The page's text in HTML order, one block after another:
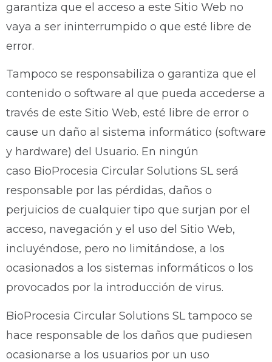
garantiza que el acceso a este Sitio Web no
vaya a ser ininterrumpido o que esté libre de
error.
Tampoco se responsabiliza o garantiza que el
contenido o software al que pueda accederse a
través de este Sitio Web, esté libre de error o
cause un daño al sistema informático (software
y hardware) del Usuario. En ningún
caso BioProcesia Circular Solutions SL será
responsable por las pérdidas, daños o
perjuicios de cualquier tipo que surjan por el
acceso, navegación y el uso del Sitio Web,
incluyéndose, pero no limitándose, a los
ocasionados a los sistemas informáticos o los
provocados por la introducción de virus.
BioProcesia Circular Solutions SL tampoco se
hace responsable de los daños que pudiesen
ocasionarse a los usuarios por un uso